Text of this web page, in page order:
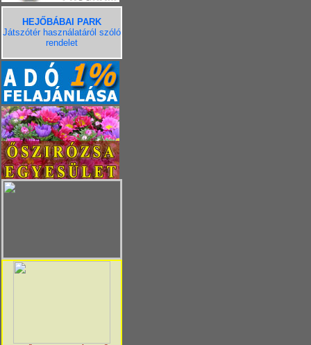
HEJŐBÁBAI PARK
Játszótér használatáról szóló
rendelet